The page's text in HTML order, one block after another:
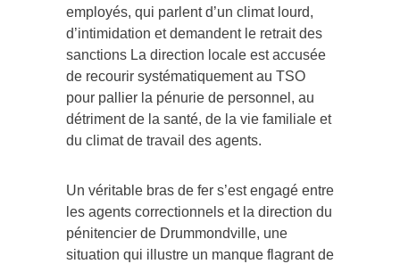
employés, qui parlent d’un climat lourd,
d’intimidation et demandent le retrait des
sanctions La direction locale est accusée
de recourir systématiquement au TSO
pour pallier la pénurie de personnel, au
détriment de la santé, de la vie familiale et
du climat de travail des agents.
Un véritable bras de fer s’est engagé entre
les agents correctionnels et la direction du
pénitencier de Drummondville, une
situation qui illustre un manque flagrant de